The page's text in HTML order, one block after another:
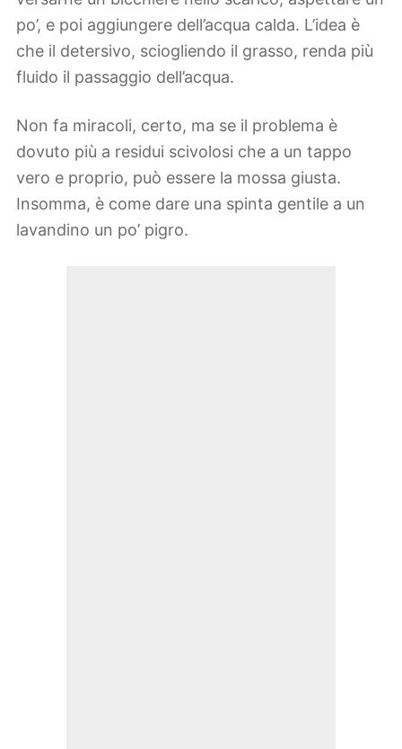
po’, e poi aggiungere dell’acqua calda. L’idea è
che il detersivo, sciogliendo il grasso, renda più
fluido il passaggio dell’acqua.
Non fa miracoli, certo, ma se il problema è
dovuto più a residui scivolosi che a un tappo
vero e proprio, può essere la mossa giusta.
Insomma, è come dare una spinta gentile a un
lavandino un po’ pigro.